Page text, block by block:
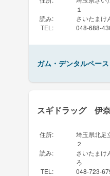
１
読み:
さいたまけ
TEL : 048-688-
ガム・デンタルペー
スギドラッグ 伊
住所:
埼玉県北足
２
読み:
さいたまけ
ろ
TEL : 048-723-